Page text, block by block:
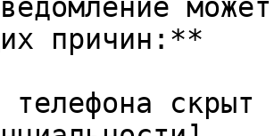
причин:**
скрыт